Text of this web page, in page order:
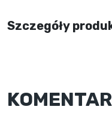
Szczegóły